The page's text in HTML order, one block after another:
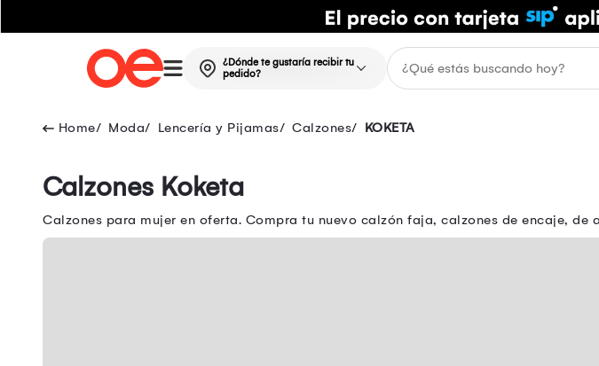
¿Dónde te gustaría recibir tu
pedido?
Moda Lencería y Pijamas Calzones KOKETA
Calzones Koketa
Calzones para mujer en oferta. Compra tu nuevo calzón faja, calzones de encaje,